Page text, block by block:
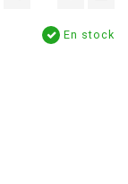
En stock